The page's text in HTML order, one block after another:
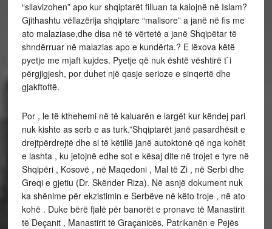
“sllavizohen” apo kur shqiptarët filluan ta kalojnë në Islam?
Gjithashtu vëllazërija shqiptare “malisore” a janë në fis me
ato malaziase,dhe disa në të vërtetë a janë Shqipëtar të
shndërruar në malazias apo e kundërta.? E lëxova këtë
pyetje me mjaft kujdes. Pyetje që nuk është vështirë t`i
përgjigjesh, por duhet një qasje serioze e sinqertë dhe
gjakftoftë.
Por , le të kthehemi në të kaluarën e largët kur këndej pari
nuk kishte as serb e as turk.”Shqiptarët janë pasardhësit e
drejtpërdrejtë dhe si të këtillë janë autoktonë që nga kohët
e lashta , ku jetojnë edhe sot e kësaj dite në trojet e tyre në
Shqipëri , Kosovë , në Maqedoni , Mal të Zi , në Serbi dhe
Greqi e gjetiu (Dr. Skënder Riza). Në asnjë dokument nuk
ka shënime për ekzistimin e Serbëve në këto troje , në ato
kohë . Duke bërë fjalë për banorët e pronave të Manastirit
të Deçanit , Manastirit të Graçanicës, Patrikanën e Pejës